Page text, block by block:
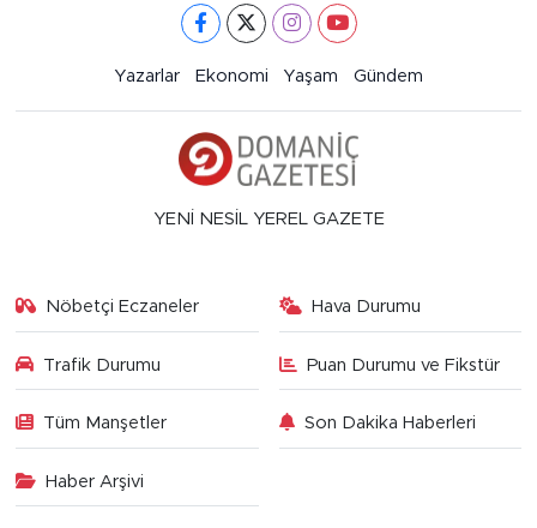
Yazarlar Ekonomi Yaşam Gündem
YENİ NESİL YEREL GAZETE
Nöbetçi Eczaneler Hava Durumu
Trafik Durumu Puan Durumu ve Fikstür
Tüm Manşetler Son Dakika Haberleri
Haber Arşivi